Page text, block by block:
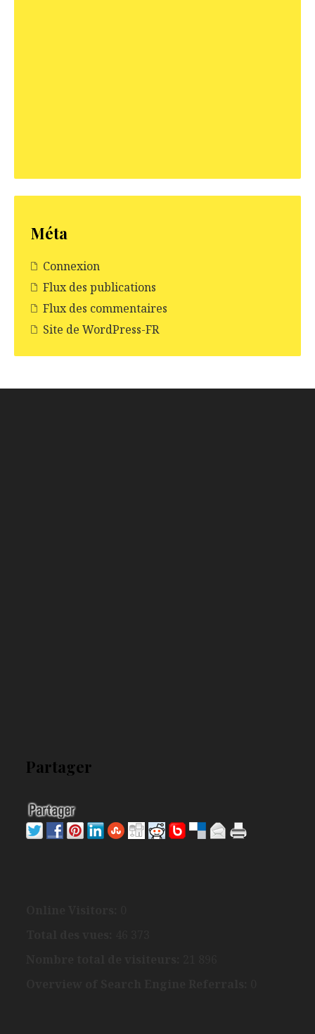
Méta
Connexion
Flux des publications
Flux des commentaires
Site de WordPress-FR
Partager